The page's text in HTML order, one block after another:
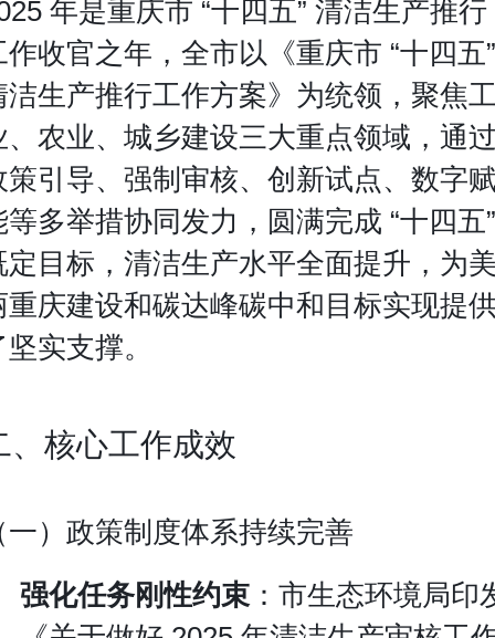
年是重庆市 “十四五” 清洁生产推行
作收官之年，全市以《重庆市 “十四五”
洁生产推行工作方案》为统领，聚焦工
、农业、城乡建设三大重点领域，通过
策引导、强制审核、创新试点、数字赋
等多举措协同发力，圆满完成 “十四五”
定目标，清洁生产水平全面提升，为美
重庆建设和碳达峰碳中和目标实现提供
坚实支撑。
、核心工作成效
一）政策制度体系持续完善
强化任务刚性约束：市生态环境局印